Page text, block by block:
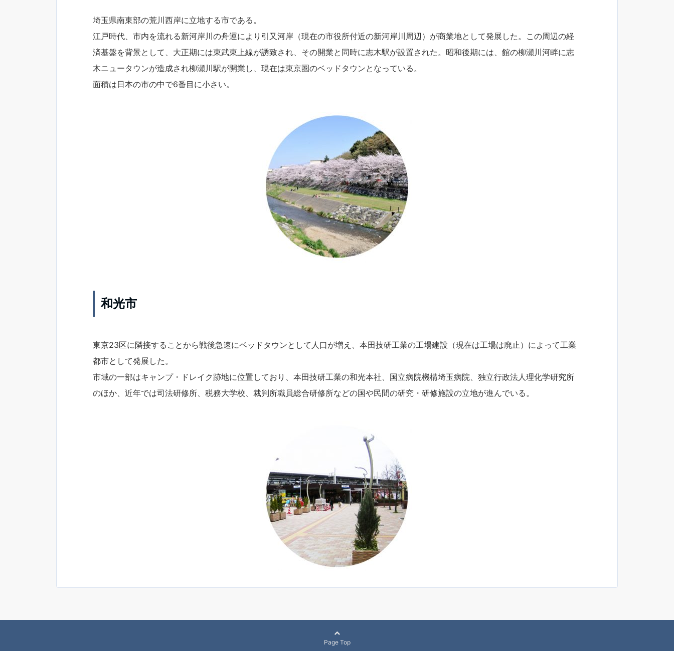
埼玉県南東部の荒川西岸に立地する市である。
江戸時代、市内を流れる新河岸川の舟運により引又河岸（現在の市役所付近の新河岸川周辺）が商業地として発展した。この周辺の経
済基盤を背景として、大正期には東武東上線が誘致され、その開業と同時に志木駅が設置された。昭和後期には、館の柳瀬川河畔に志
木ニュータウンが造成され柳瀬川駅が開業し、現在は東京圏のベッドタウンとなっている。
面積は日本の市の中で6番目に小さい。
和光市
東京23区に隣接することから戦後急速にベッドタウンとして人口が増え、本田技研工業の工場建設（現在は工場は廃止）によって工業
都市として発展した。
市域の一部はキャンプ・ドレイク跡地に位置しており、本田技研工業の和光本社、国立病院機構埼玉病院、独立行政法人理化学研究所
のほか、近年では司法研修所、税務大学校、裁判所職員総合研修所などの国や民間の研究・研修施設の立地が進んでいる。
Page Top